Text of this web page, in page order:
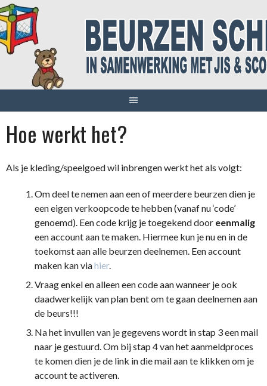
Spring
naar
inhoud
Hoe werkt het?
Als je kleding/speelgoed wil inbrengen werkt het als volgt:
Om deel te nemen aan een of meerdere beurzen dien je
een eigen verkoopcode te hebben (vanaf nu ‘code’
genoemd). Een code krijg je toegekend door eenmalig
een account aan te maken. Hiermee kun je nu en in de
toekomst aan alle beurzen deelnemen. Een account
maken kan viahier.
Vraag enkel en alleen een code aan wanneer je ook
daadwerkelijk van plan bent om te gaan deelnemen aan
de beurs!!!
Na het invullen van je gegevens wordt in stap 3 een mail
naar je gestuurd. Om bij stap 4 van het aanmeldproces
te komen dien je de link in die mail aan te klikken om je
account te activeren.